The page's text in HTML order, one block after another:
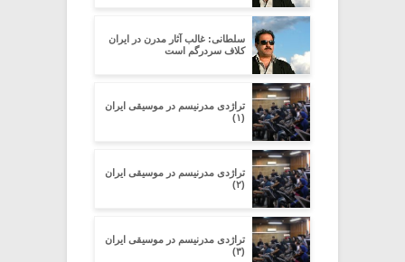
سلطانی: غالب آثار مدرن در ایران
کلاف سردرگم است
تراژدی مدرنیسم در موسیقی ایران
(۱)
تراژدی مدرنیسم در موسیقی ایران
(۲)
تراژدی مدرنیسم در موسیقی ایران
(۳)